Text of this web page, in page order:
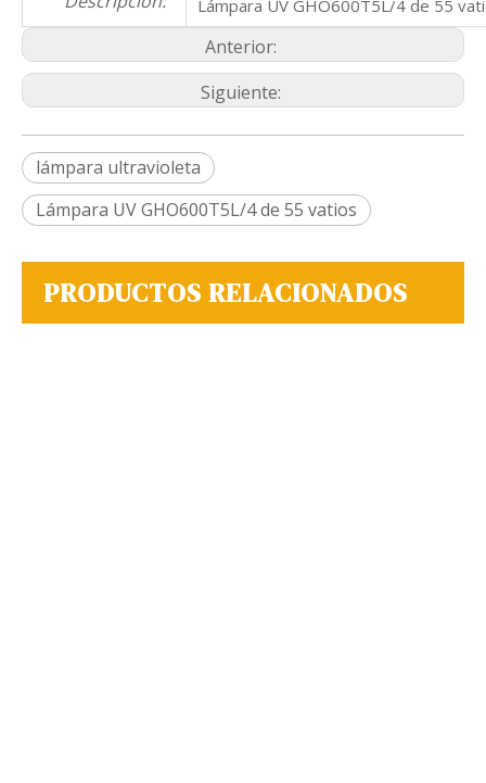
Lámpara UV GHO600T5L/4 de 55
Anterior:
Siguiente:
lámpara ultravioleta
Lámpara UV GHO600T5L/4 de 55 vatios
PRODUCTOS RELACIONADOS